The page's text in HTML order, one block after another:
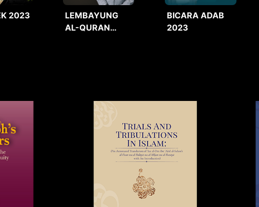
2023
LEMBAYUNG
AL-QURAN
BICARA ADAB
2023